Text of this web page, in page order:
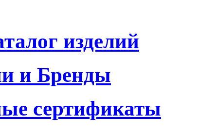
изделий
и Бренды
сертификаты